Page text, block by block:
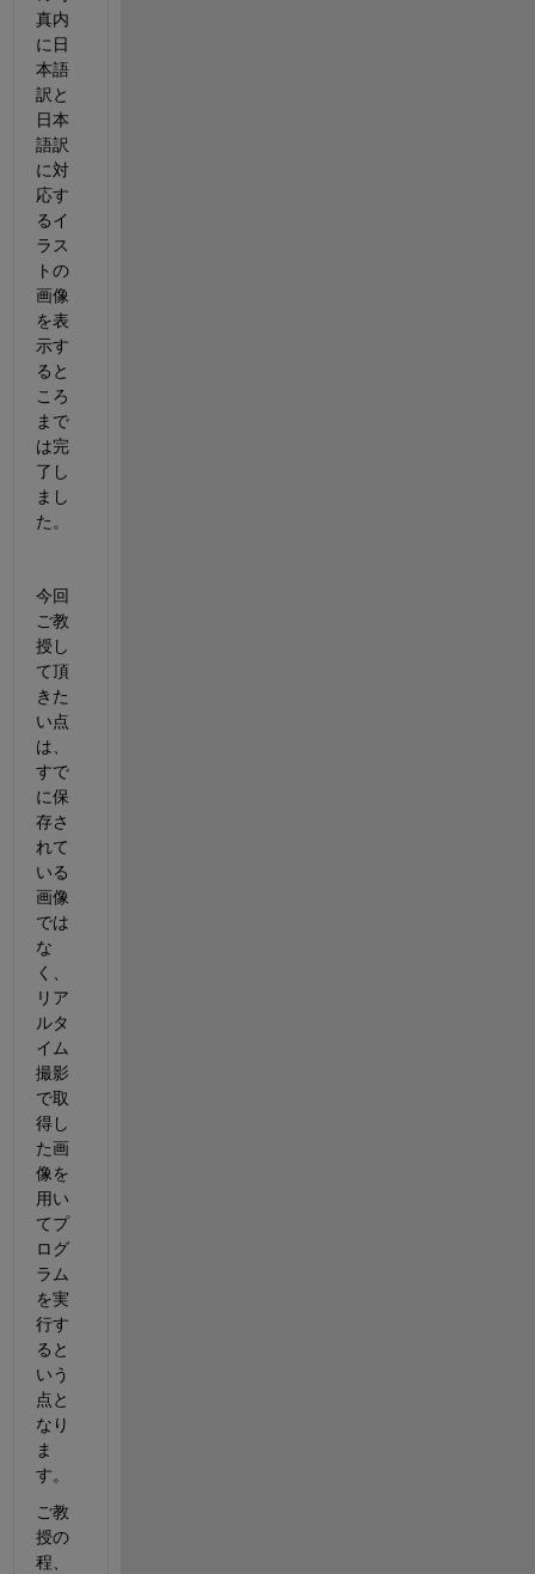
真内
に日
本語
訳と
日本
語訳
に対
応す
るイ
ラス
トの
画像
を表
示す
ると
ころ
まで
は完
了し
まし
た。
今回
ご教
授し
て頂
きた
い点
は、
すで
に保
存さ
れて
いる
画像
では
な
く、
リア
ルタ
イム
撮影
で取
得し
た画
像を
用い
てプ
ログ
ラム
を実
行す
ると
いう
点と
なり
ま
す。
ご教
授の
程、